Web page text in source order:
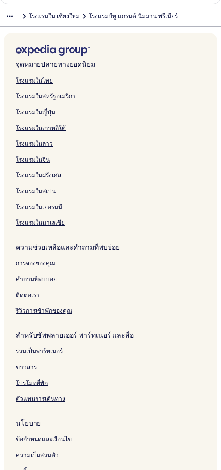
in
i
a
n
g
a
t
C
h
i
a
g
a
i
t
C
h
i
a
g
a
i
q
H
o
t
e
g
i
P
c
e
l
u
t
i
q
e
B
u
d
g
t
o
t
e
l
g
a
m
R
e
o
t
r
s
H
o
t
l
h
i
a
n
M
i
H
e
l
N
i
m
n
C
a
n
g
M
i
i
m
m
a
J
u
r
n
e
y
h
m
S
S
E
N
G
o
e
l
o
9
6
W
i
n
r
I
n
n
o
e
l
a
i
H
o
t
l
T
v
e
l
o
g
N
i
m
m
n
h
i
a
n
g
M
บ
n
g
f
a
R
c
k
&
R
v
r
R
e
s
o
r
รั
r
a
n
d
a
h
o
m
H
t
l
สำ
ห
B
a
a
n
a
c
h
i
a
g
a
e
n
สำ
บ
A
t
R
a
C
h
o
k
น
รั
บ
A
r
h
o
u
t
i
u
H
o
t
e
l
า
ห
รั
บ
P
o
d
P
h
u
a
M
u
a
n
g
C
a
g
M
a
i
ฐ
สำ
ห
รั
บ
h
N
o
o
k
o
e
l
ร
น
สำ
ห
รั
U
S
a
F
a
i
y
H
o
t
e
l
ต
า
น
สำ
ห
บ
o
t
e
l
e
s
a
i
N
i
m
n
h
i
a
n
M
-
d
u
l
t
O
y
โรงแรมใน เชียงใหม่ โรงแรมบีทู แกรนด์ นิมมาน พรีเมียร์
จุดหมายปลายทางยอดนิยม
โรงแรมในไทย
โรงแรมในสหรัฐอเมริกา
โรงแรมในญี่ปุ่น
โรงแรมในเกาหลีใต้
โรงแรมในลาว
โรงแรมในจีน
โรงแรมในฝรั่งเศส
โรงแรมในสเปน
โรงแรมในเยอรมนี
โรงแรมในมาเลเซีย
ความช่วยเหลือและคำถามที่พบบ่อย
การจองของคุณ
คำถามที่พบบ่อย
ติดต่อเรา
รีวิวการเข้าพักของคุณ
สำหรับซัพพลายเออร์ พาร์ทเนอร์ และสื่อ
ร่วมเป็นพาร์ทเนอร์
ข่าวสาร
โปรโมทที่พัก
ตัวแทนการเดินทาง
นโยบาย
ข้อกำหนดและเงื่อนไข
ความเป็นส่วนตัว